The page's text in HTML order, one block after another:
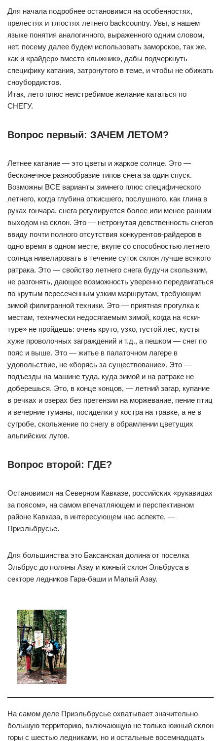
Для начала подробнее остановимся на особенностях,
прелестях и тягостях летнего backcountry. Увы, в нашем
языке понятия аналогичного, выраженного одним словом,
нет, посему далее будем использовать заморское, так же,
как и «райдер» вместо «лыжник», дабы подчеркнуть
специфику катания, затронутого в теме, и чтобы не обижать
сноубордистов.
Итак, лето плюс неистребимое желание кататься по
СНЕГУ.
Вопрос первый: ЗАЧЕМ ЛЕТОМ?
Летнее катание — это цветы и жаркое солнце. Это —
бесконечное разнообразие типов снега за один спуск.
Возможны ВСЕ варианты зимнего плюс специфического
летнего, когда глубина откисшего, послушного, как глина в
руках гончара, снега регулируется более или менее ранним
выходом на склон. Это — нетронутая девственность снегов
ввиду почти полного отсутствия конкурентов-райдеров в
одно время в одном месте, вкупе со способностью летнего
солнца нивелировать в течение суток склон лучше всякого
ратрака. Это — свойство летнего снега будучи скользким,
не разгонять, дающее возможность уверенно передвигаться
по крутым пересеченным узким маршрутам, требующим
зимой филигранной техники. Это — приятная прогулка к
местам, технически недосягаемым зимой, когда на «ски-
туре» не пройдешь: очень круто, узко, густой лес, кусты
хуже проволочных заграждений и т.д., а пешком — снег по
пояс и выше. Это — житье в палаточном лагере в
удовольствие, не «борясь за существование». Это —
подъезды на машине туда, куда зимой и на ратраке не
доберешься. Это, в конце концов, — летний загар, купание
в речках и озерах без претензии на моржевание, пение птиц
и вечерние туманы, посиделки у костра на травке, а не в
сугробе, скольжение по снегу в обрамлении цветущих
альпийских лугов.
Вопрос второй: ГДЕ?
Остановимся на Северном Кавказе, российских «рукавицах
за поясом», на самом впечатляющем и перспективном
районе Кавказа, в интересующем нас аспекте, —
Приэльбрусье.
Для большинства это Баксанская долина от поселка
Эльбрус до поляны Азау и южный склон Эльбруса в
секторе ледников Гара-баши и Малый Азау.
На самом деле Приэльбрусье охватывает значительно
большую территорию, включающую не только южный склон
горы с шестью ледниками, но и остальные восемнадцать